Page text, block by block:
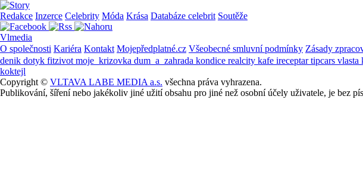
Redakce Inzerce Celebrity Móda Krása Databáze celebrit Soutěže
Vlmedia
O společnosti Kariéra Kontakt Mojepředplatné.cz Všeobecné smluvní podmínky Zásady
denik dotyk fitzivot moje_krizovka dum_a_zahrada kondice realcity kafe ireceptartipcars vlasta
koktejl
Copyright © VLTAVA LABE MEDIA a.s. všechna práva vyhrazena.
Publikování, šíření nebo jakékoliv jiné užití obsahu pro jiné než osobní účely uživatele, je bez